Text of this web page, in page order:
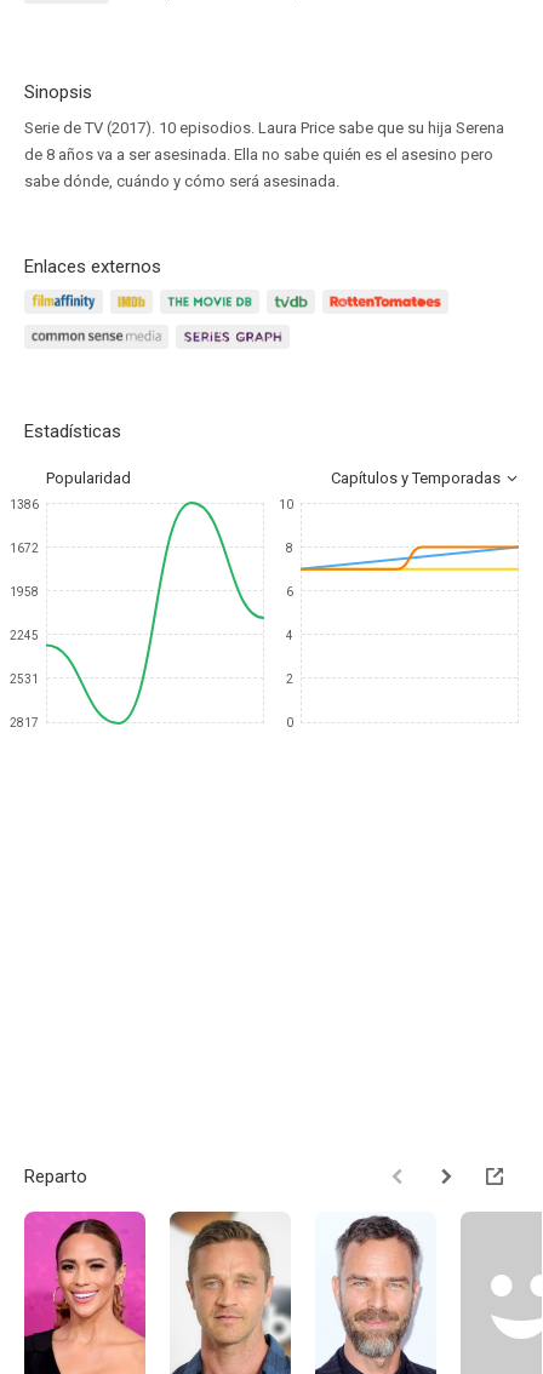
Sinopsis
Serie de TV (2017). 10 episodios. Laura Price sabe que su hija Serena
de 8 años va a ser asesinada. Ella no sabe quién es el asesino pero
sabe dónde, cuándo y cómo será asesinada.
Enlaces externos
Estadísticas
Popularidad Capítulos y Temporadas
1386
1672
1958
2245
2531
2817
10
8
6
4
2
0
Reparto